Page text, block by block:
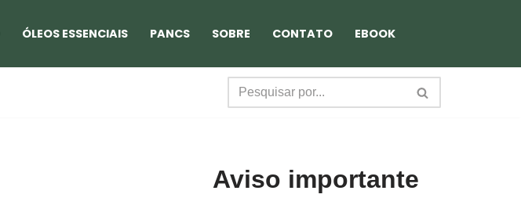
ÓLEOS ESSENCIAIS PANCS SOBRE CONTATO EBOOK
Aviso importante